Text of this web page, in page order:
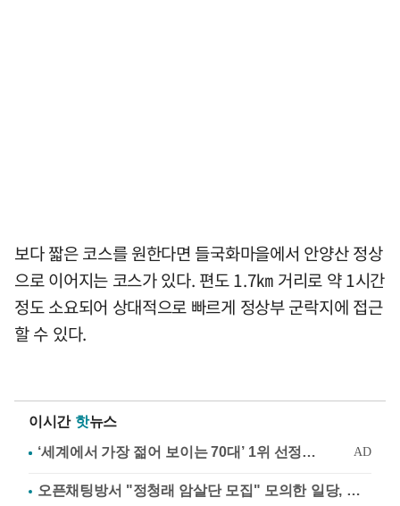
보다 짧은 코스를 원한다면 들국화마을에서 안양산 정상
으로 이어지는 코스가 있다. 편도 1.7㎞ 거리로 약 1시간
정도 소요되어 상대적으로 빠르게 정상부 군락지에 접근
할 수 있다.
이시간 핫뉴스
오픈채팅방서 "정청래 암살단 모집" 모의한 일당, 불구속 송치